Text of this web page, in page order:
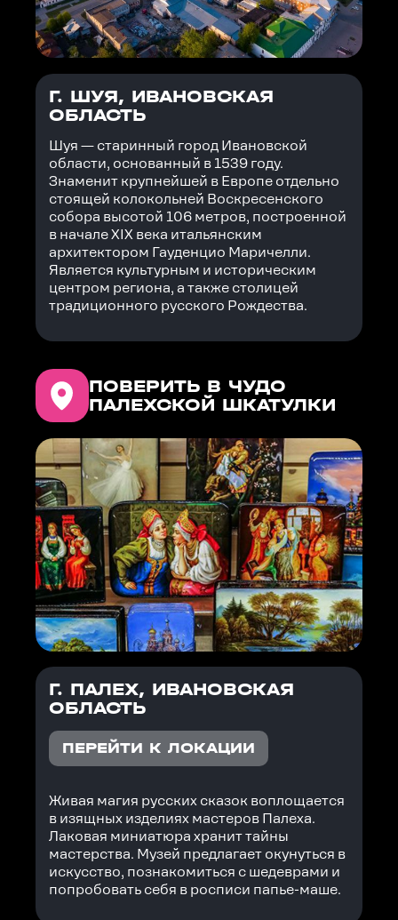
Г. ШУЯ, ИВАНОВСКАЯ
ОБЛАСТЬ
Шуя — старинный город Ивановской
области, основанный в 1539 году.
Знаменит крупнейшей в Европе отдельно
стоящей колокольней Воскресенского
собора высотой 106 метров, построенной
в начале XIX века итальянским
архитектором Гауденцио Маричелли.
Является культурным и историческим
центром региона, а также столицей
традиционного русского Рождества.
ПОВЕРИТЬ В ЧУДО
ПАЛЕХСКОЙ ШКАТУЛКИ
Г. ПАЛЕХ, ИВАНОВСКАЯ
ОБЛАСТЬ
ПЕРЕЙТИ К ЛОКАЦИИ
Живая магия русских сказок воплощается
в изящных изделиях мастеров Палеха.
Лаковая миниатюра хранит тайны
мастерства. Музей предлагает окунуться в
искусство, познакомиться с шедеврами и
попробовать себя в росписи папье-маше.